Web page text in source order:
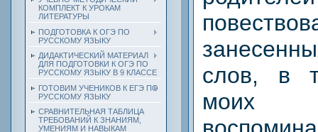
КОМПЛЕКТ К УРОКАМ
ЛИТЕРАТУРЫ
ПОДГОТОВКА К ОГЭ ПО
РУССКОМУ ЯЗЫКУ
ДИДАКТИЧЕСКИЙ МАТЕРИАЛ
ДЛЯ ПОДГОТОВКИ К ОГЭ ПО
РУССКОМУ ЯЗЫКУ В 9 КЛАССЕ
ГОТОВИМ УЧЕНИКОВ К ЕГЭ ПО
РУССКОМУ ЯЗЫКУ
СРАВНИТЕЛЬНАЯ ТАБЛИЦА
ТРЕБОВАНИЙ К ЗНАНИЯМ,
УМЕНИЯМ И НАВЫКАМ
слов, в
моих